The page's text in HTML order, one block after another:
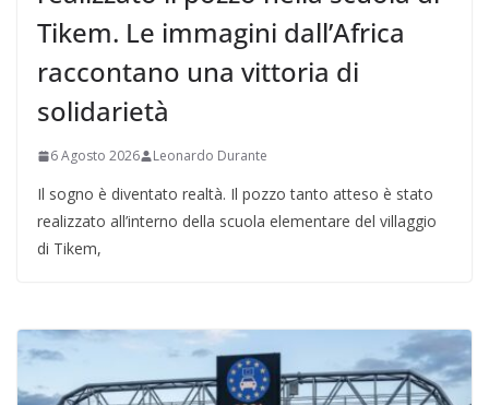
Tikem. Le immagini dall’Africa
raccontano una vittoria di
solidarietà
6 Agosto 2026 Leonardo Durante
Il sogno è diventato realtà. Il pozzo tanto atteso è stato
realizzato all’interno della scuola elementare del villaggio
di Tikem,